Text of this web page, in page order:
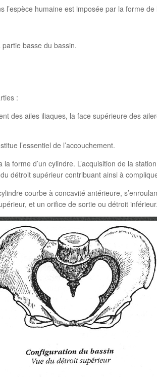
l’espèce humaine est imposée par la forme
basse du bassin.
:
des ailes iliaques, la face supérieure des
l’essentiel de l’accouchement.
forme d’un cylindre. L’acquisition de la
détroit supérieur contribuant ainsi à
courbe à concavité antérieure,
et un orifice de sortie ou détroit